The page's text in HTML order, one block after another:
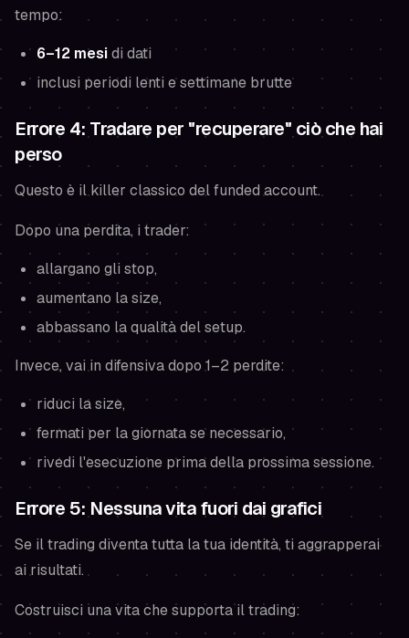
tempo:
6–12 mesidi dati
inclusi periodi lenti e settimane brutte
Errore 4: Tradare per "recuperare" ciò che hai
perso
Questo è il killer classico del funded account.
Dopo una perdita, i trader:
allargano gli stop,
aumentano la size,
abbassano la qualità del setup.
Invece, vai in difensiva dopo 1–2 perdite:
riduci la size,
fermati per la giornata se necessario,
rivedi l'esecuzione prima della prossima sessione.
Errore 5: Nessuna vita fuori dai grafici
Se il trading diventa tutta la tua identità, ti aggrapperai
ai risultati.
Costruisci una vita che supporta il trading: